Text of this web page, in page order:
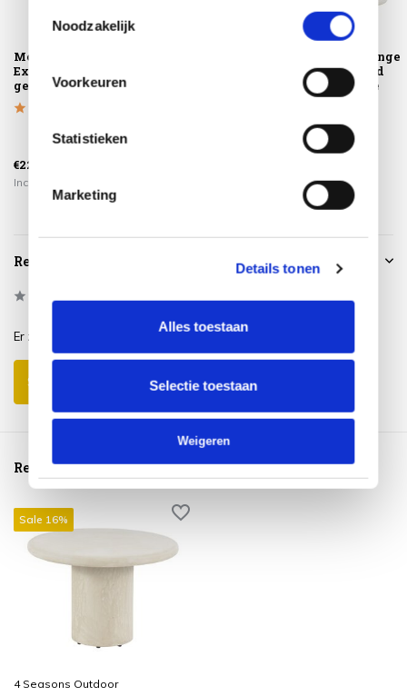
Noodzakelijk
Voorkeuren
Statistieken
Marketing
Details tonen
Alles toestaan
Selectie toestaan
Weigeren
Montagelevering -
Extra gemak &
geen afval
€225,00
Incl. btw
Hampton lounge
tuintafel rond
mortex beige
80xH35 ...
€818,00
Incl. btw
Reviews
Er zijn nog geen reviews geschreven over dit product..
Schrijf je eigen review
Reeds bekeken
Sale 16%
4 Seasons Outdoor